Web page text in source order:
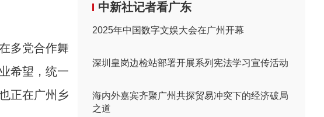
多党合作舞
希望，统一
正在广州乡
中新社记者看广东
2025年中国数字文娱大会在广州开幕
深圳皇岗边检站部署开展系列宪法学习宣传活动
海内外嘉宾齐聚广州共探贸易冲突下的经济破局
之道